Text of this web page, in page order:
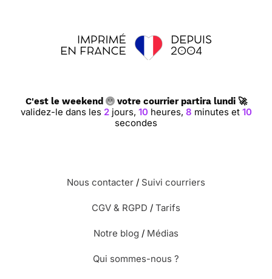
C'est le weekend votre courrier partira lundi 🚀
validez-le dans les 2jours, 10heures, 8 minutes et 10
secondes
Nous contacter / Suivi courriers
CGV & RGPD / Tarifs
Notre blog / Médias
Qui sommes-nous ?